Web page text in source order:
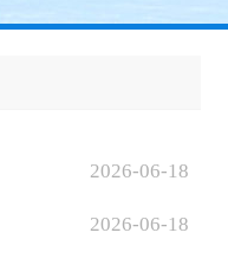
2026-06-18
2026-06-18